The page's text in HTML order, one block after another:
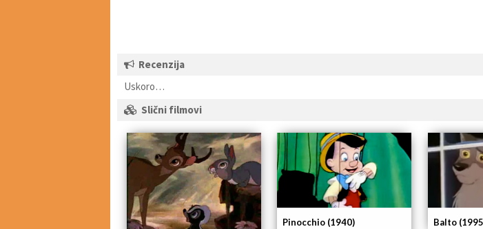
Recenzija
Uskoro…
Slični filmovi
Balto
Pinocchio (1940)